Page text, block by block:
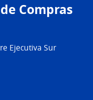
Compras
Ejecutiva Sur